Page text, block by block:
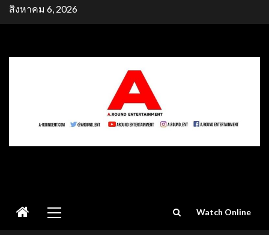
Skipสิงหาคม 6, 2026
Menu
Watch Online